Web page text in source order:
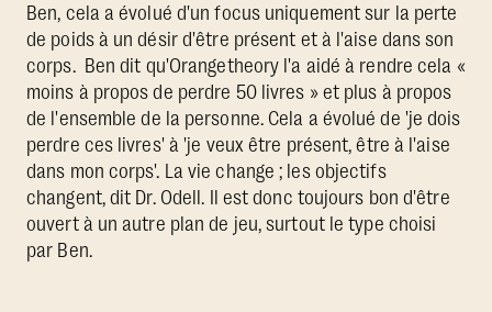
Ben, cela a évolué d'un focus uniquement sur la perte
de poids à un désir d'être présent et à l'aise dans son
corps. Ben dit qu'Orangetheory l'a aidé à rendre cela «
moins à propos de perdre 50 livres » et plus à propos
de l'ensemble de la personne. Cela a évolué de 'je dois
perdre ces livres' à 'je veux être présent, être à l'aise
dans mon corps'. La vie change ; les objectifs
changent, dit Dr. Odell. Il est donc toujours bon d'être
ouvert à un autre plan de jeu, surtout le type choisi
par Ben.